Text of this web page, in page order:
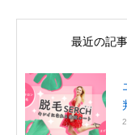
最近の記事